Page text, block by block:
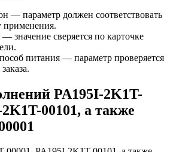
— параметр должен соответствовать
применения.
значение сверяется по карточке
питания — параметр проверяется
PA195I-2K1T-
00101, а также